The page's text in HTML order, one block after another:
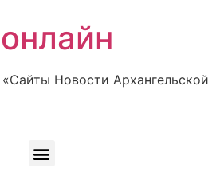
Новости Архангельской